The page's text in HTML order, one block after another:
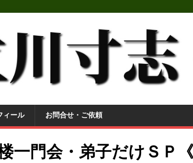
ィール お問合せ・ご依頼
楼一門会・弟子だけＳＰ